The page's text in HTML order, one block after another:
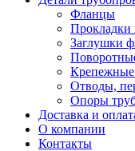
Фланцы
Прокладки
Заглушки
Крепежные
Отводы,
Опоры
Доставка и
О компании
Контакты